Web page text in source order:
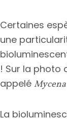
Certaines
une
! Sur la photo
appelé
La